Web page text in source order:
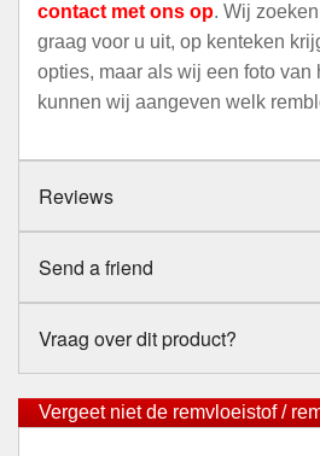
contact met ons op. Wij
graag voor u uit, op kenteken
opties, maar als wij een foto van
kunnen wij aangeven welk
Reviews
Send a friend
Vraag over dit product?
Vergeet niet de remvloeistof /